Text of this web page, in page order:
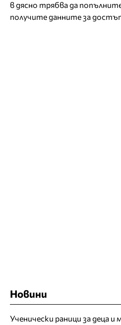
в дясно трябва да
получите данните за
Новини
Ученически раници за деца и